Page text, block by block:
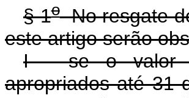
§ 1oNo resgate
este artigo serão
I - se o valor
apropriados até 31